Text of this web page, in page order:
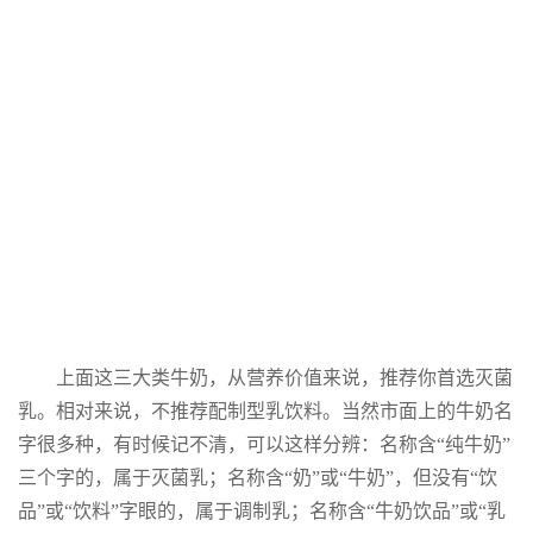
上面这三大类牛奶，从营养价值来说，推荐你首选灭菌
乳。相对来说，不推荐配制型乳饮料。当然市面上的牛奶名
字很多种，有时候记不清，可以这样分辨：名称含“纯牛奶”
三个字的，属于灭菌乳；名称含“奶”或“牛奶”，但没有“饮
品”或“饮料”字眼的，属于调制乳；名称含“牛奶饮品”或“乳